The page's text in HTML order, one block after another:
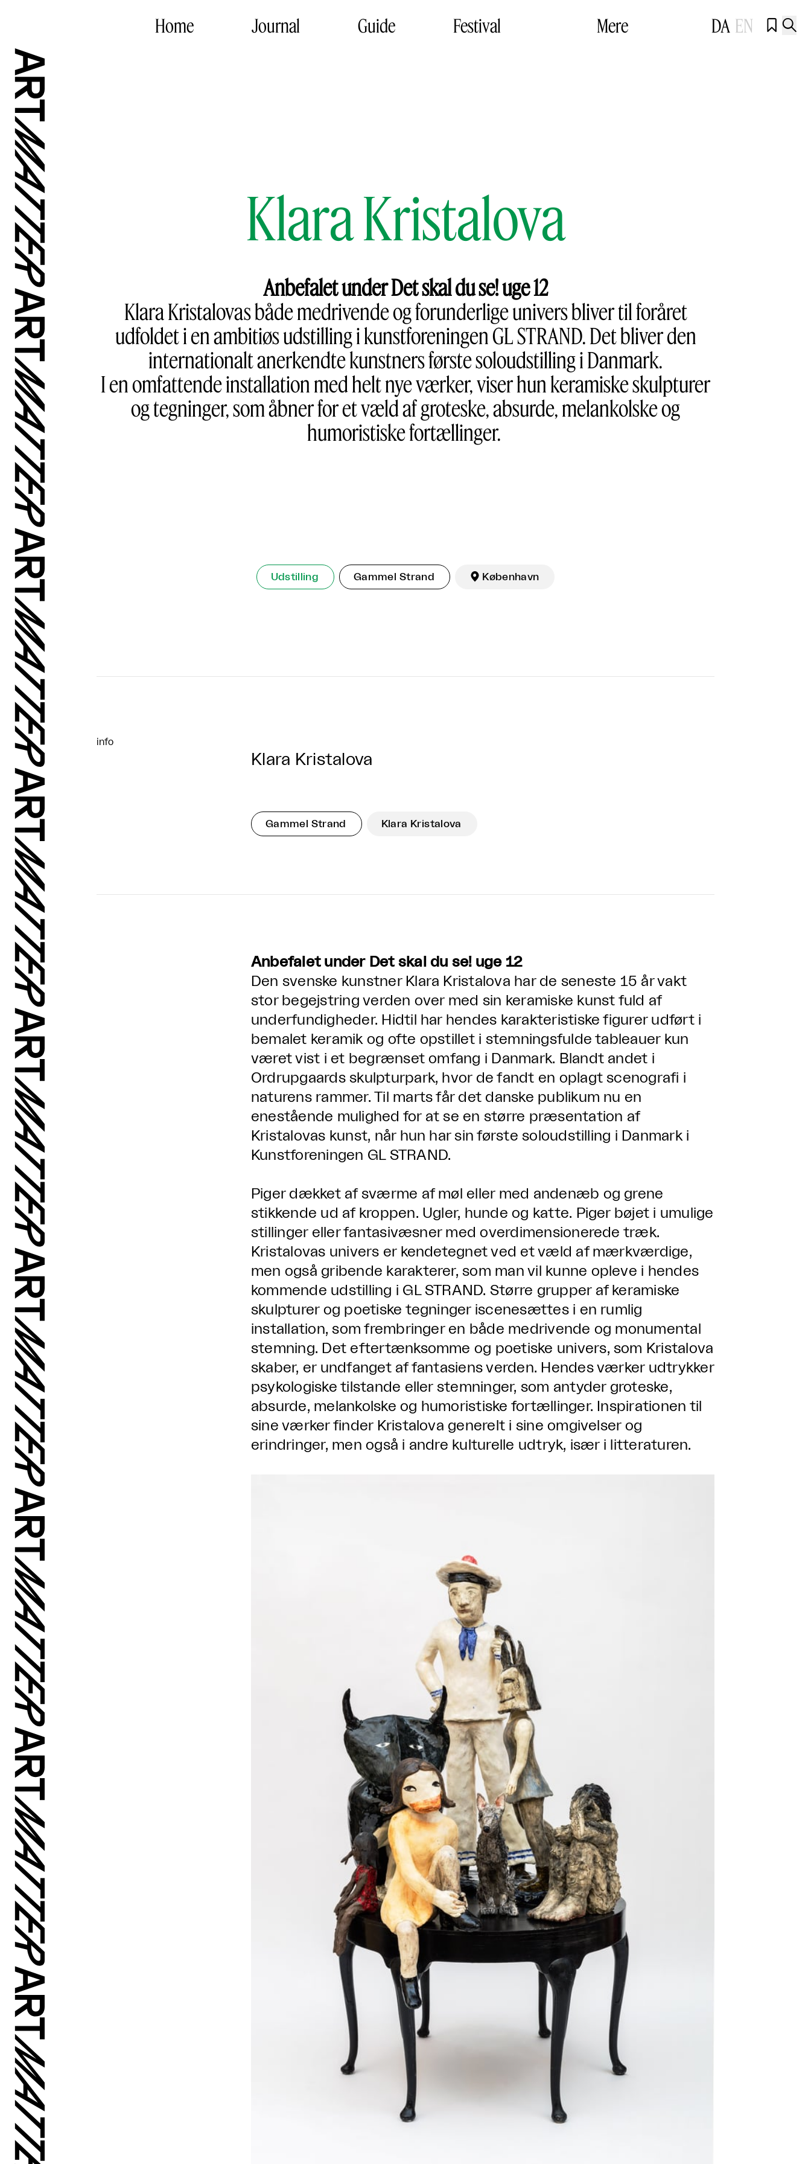
Home Journal Guide Festival Mere DA EN  
Klara Kristalova
Anbefalet under Det skal du se! uge 12
Klara Kristalovas både medrivende og forunderlige univers bliver til foråret
udfoldet i en ambitiøs udstilling i kunstforeningen GL STRAND. Det bliver den
internationalt anerkendte kunstners første soloudstilling i Danmark.
I en omfattende installation med helt nye værker, viser hun keramiske skulpturer
og tegninger, som åbner for et væld af groteske, absurde, melankolske og
humoristiske fortællinger.
Udstilling Gammel Strand  København
info
Klara Kristalova
Gammel Strand Klara Kristalova
Anbefalet under Det skal du se! uge 12
Den svenske kunstner Klara Kristalova har de seneste 15 år vakt
stor begejstring verden over med sin keramiske kunst fuld af
underfundigheder. Hidtil har hendes karakteristiske figurer udført i
bemalet keramik og ofte opstillet i stemningsfulde tableauer kun
været vist i et begrænset omfang i Danmark. Blandt andet i
Ordrupgaards skulpturpark, hvor de fandt en oplagt scenografi i
naturens rammer. Til marts får det danske publikum nu en
enestående mulighed for at se en større præsentation af
Kristalovas kunst, når hun har sin første soloudstilling i Danmark i
Kunstforeningen GL STRAND.
Piger dækket af sværme af møl eller med andenæb og grene
stikkende ud af kroppen. Ugler, hunde og katte. Piger bøjet i umulige
stillinger eller fantasivæsner med overdimensionerede træk.
Kristalovas univers er kendetegnet ved et væld af mærkværdige,
men også gribende karakterer, som man vil kunne opleve i hendes
kommende udstilling i GL STRAND. Større grupper af keramiske
skulpturer og poetiske tegninger iscenesættes i en rumlig
installation, som frembringer en både medrivende og monumental
stemning. Det eftertænksomme og poetiske univers, som Kristalova
skaber, er undfanget af fantasiens verden. Hendes værker udtrykker
psykologiske tilstande eller stemninger, som antyder groteske,
absurde, melankolske og humoristiske fortællinger. Inspirationen til
sine værker finder Kristalova generelt i sine omgivelser og
erindringer, men også i andre kulturelle udtryk, især i litteraturen.